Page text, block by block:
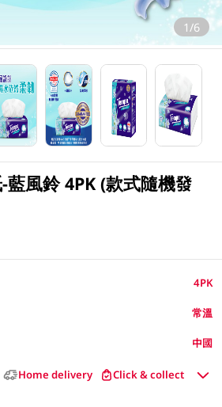
1/6
風鈴 4PK (款式隨機發
4PK
常溫
中國
Home delivery Click & collect